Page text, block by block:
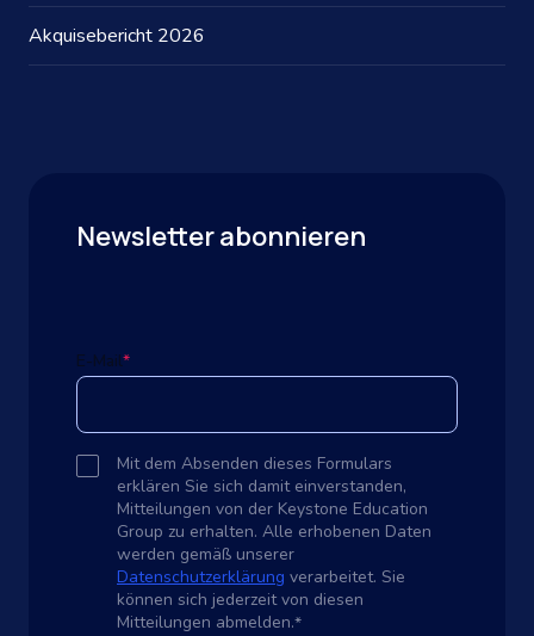
Akquisebericht 2026
Newsletter abonnieren
E-Mail*
Mit dem Absenden dieses Formulars
erklären Sie sich damit einverstanden,
Mitteilungen von der Keystone Education
Group zu erhalten. Alle erhobenen Daten
werden gemäß unserer
Datenschutzerklärung verarbeitet. Sie
können sich jederzeit von diesen
Mitteilungen abmelden.*